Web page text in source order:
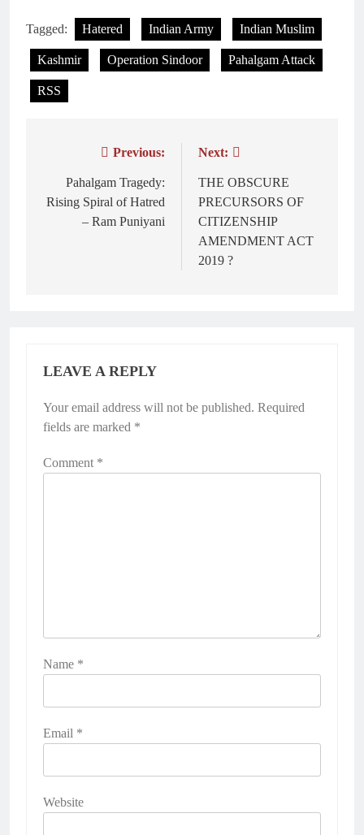
Tagged: Hatered Indian Army Indian Muslim
Kashmir Operation Sindoor Pahalgam Attack
RSS
navigation
Previous:
Pahalgam Tragedy:
Rising Spiral of Hatred
– Ram Puniyani
Next:
THE OBSCURE
PRECURSORS OF
CITIZENSHIP
AMENDMENT ACT
2019 ?
LEAVE A REPLY
Your email address will not be published. Required
fields are marked *
Comment *
Name *
Email *
Website